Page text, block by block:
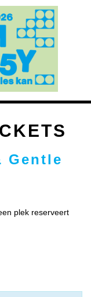
Gentle
plek reserveert